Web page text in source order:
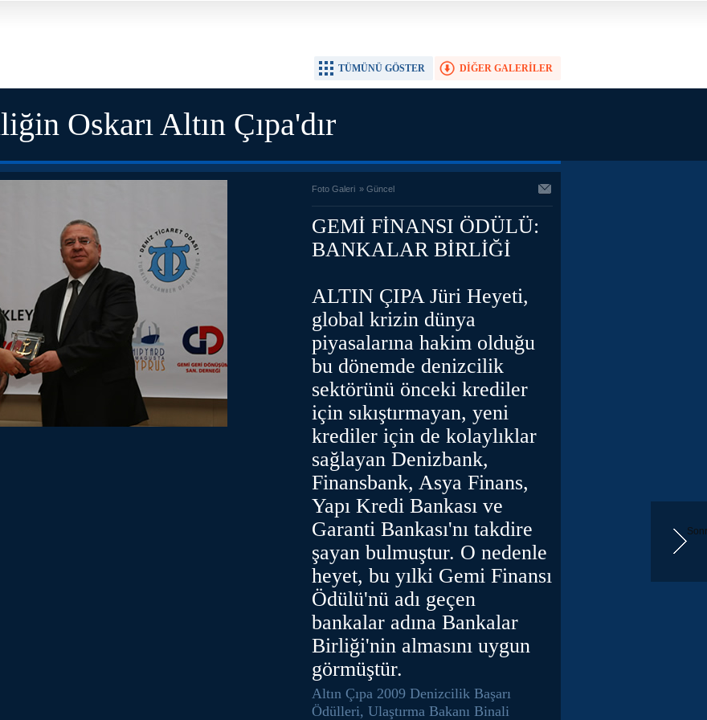
DİĞER GALERİLER
TÜMÜNÜ GÖSTER
Oskarı Altın Çıpa'dır
Foto Galeri » Güncel
GEMİ FİNANSI ÖDÜLÜ:
BANKALAR BİRLİĞİ
ALTIN ÇIPA Jüri Heyeti,
global krizin dünya
piyasalarına hakim olduğu
bu dönemde denizcilik
sektörünü önceki krediler
için sıkıştırmayan, yeni
krediler için de kolaylıklar
sağlayan Denizbank,
Finansbank, Asya Finans,
Yapı Kredi Bankası ve
Garanti Bankası'nı takdire
şayan bulmuştur. O nedenle
heyet, bu yılki Gemi Finansı
Ödülü'nü adı geçen
bankalar adına Bankalar
Birliği'nin almasını uygun
görmüştür.
Altın Çıpa 2009 Denizcilik Başarı
Ödülleri, Ulaştırma Bakanı Binali